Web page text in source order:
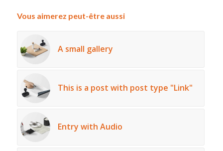
Vous aimerez peut-être aussi
A small gallery
This is a post with post type "Link"
Entry with Audio